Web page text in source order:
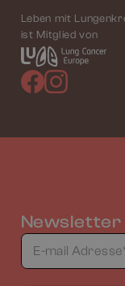
Leben mit
ist Mitglied von
Newsletter